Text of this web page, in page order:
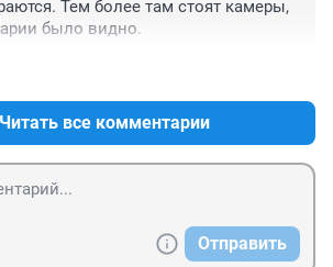
Тем более там стоят камеры,
было видно.
Читать все комментарии
Отправить